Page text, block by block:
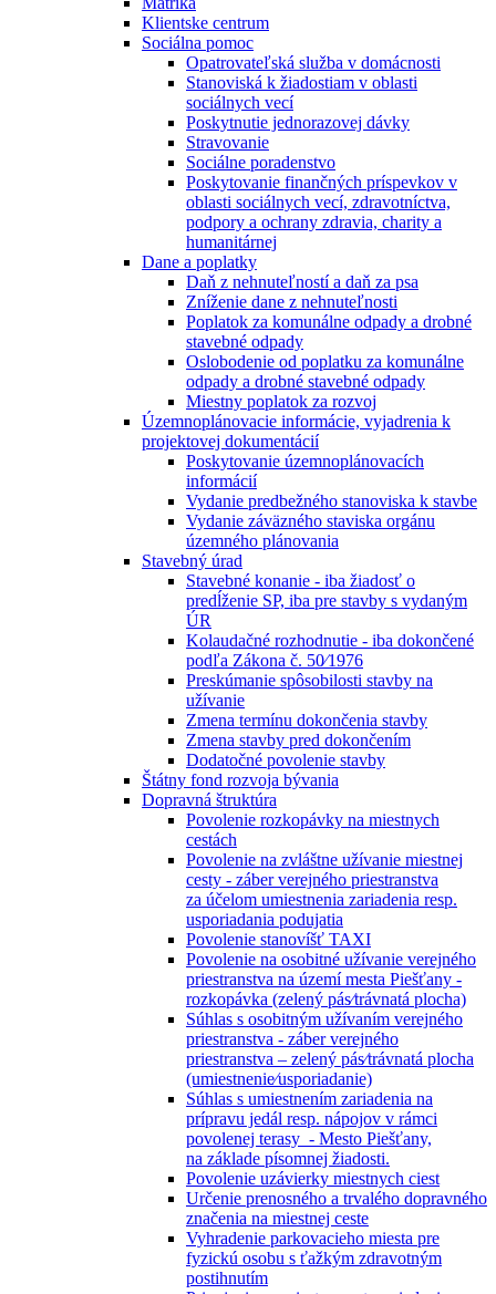
Klientske centrum
Sociálna pomoc
Opatrovateľská služba v domácnosti
Stanoviská k žiadostiam v oblasti
sociálnych vecí
Poskytnutie jednorazovej dávky
Stravovanie
Sociálne poradenstvo
Poskytovanie finančných príspevkov v
oblasti sociálnych vecí, zdravotníctva,
podpory a ochrany zdravia, charity a
humanitárnej
Dane a poplatky
Daň z nehnuteľností a daň za psa
Zníženie dane z nehnuteľnosti
Poplatok za komunálne odpady a drobné
stavebné odpady
Oslobodenie od poplatku za komunálne
odpady a drobné stavebné odpady
Miestny poplatok za rozvoj
Územnoplánovacie informácie, vyjadrenia k
projektovej dokumentácií
Poskytovanie územnoplánovacích
informácií
Vydanie predbežného stanoviska k stavbe
Vydanie záväzného staviska orgánu
územného plánovania
Stavebný úrad
Stavebné konanie - iba žiadosť o
predĺženie SP, iba pre stavby s vydaným
ÚR
Kolaudačné rozhodnutie - iba dokončené
podľa Zákona č. 50⁄1976
Preskúmanie spôsobilosti stavby na
užívanie
Zmena termínu dokončenia stavby
Zmena stavby pred dokončením
Dodatočné povolenie stavby
Štátny fond rozvoja bývania
Dopravná štruktúra
Povolenie rozkopávky na miestnych
cestách
Povolenie na zvláštne užívanie miestnej
cesty - záber verejného priestranstva
za účelom umiestnenia zariadenia resp.
usporiadania podujatia
Povolenie stanovíšť TAXI
Povolenie na osobitné užívanie verejného
priestranstva na území mesta Piešťany -
rozkopávka (zelený pás⁄trávnatá plocha)
Súhlas s osobitným užívaním verejného
priestranstva - záber verejného
priestranstva – zelený pás⁄trávnatá plocha
(umiestnenie⁄usporiadanie)
Súhlas s umiestnením zariadenia na
prípravu jedál resp. nápojov v rámci
povolenej terasy - Mesto Piešťany,
na základe písomnej žiadosti.
Povolenie uzávierky miestnych ciest
Určenie prenosného a trvalého dopravného
značenia na miestnej ceste
Vyhradenie parkovacieho miesta pre
fyzickú osobu s ťažkým zdravotným
postihnutím